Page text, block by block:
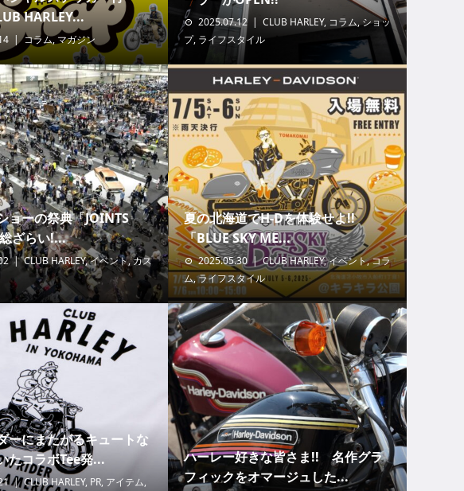
HARLEY...
コラム,マガジン
2025.07.12 CLUB HARLEY, コラム,ショッ
プ, ライフスタイル
ョーの祭典「JOINTS
ざらい!...
CLUB HARLEY,イベント,カス
夏の北海道でH-Dを体験せよ!!
「BLUE SKY ME...
2025.05.30 CLUB HARLEY,イベント,コラ
ム,ライフスタイル
ーにまたがるキュートな
たコラボTee発...
CLUB HARLEY, PR, アイテム,
ハーレー好きな皆さま!! 名作グラ
フィックをオマージュした...